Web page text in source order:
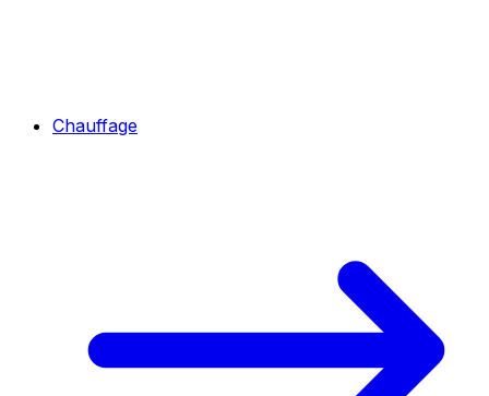
Chauffage